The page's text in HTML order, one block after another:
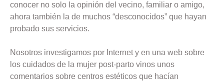
conocer no solo la opinión del vecino, familiar o amigo,
ahora también la de muchos “desconocidos” que hayan
probado sus servicios.
Nosotros investigamos por Internet y en una web sobre
los cuidados de la mujer post-parto vinos unos
comentarios sobre centros estéticos que hacían